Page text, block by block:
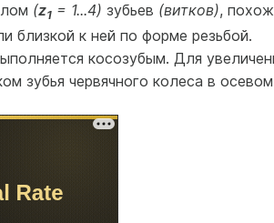
(z1= 1...4) зубьев (витков),
близкой к ней по форме резьбой.
косозубым. Для
зубья червячного колеса в